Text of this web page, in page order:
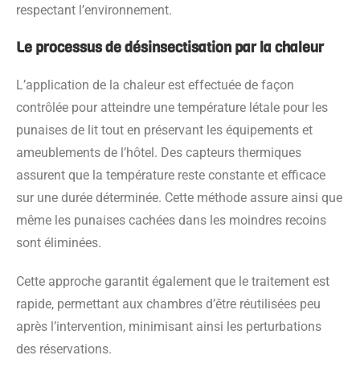
respectant l’environnement.
Le processus de désinsectisation par la chaleur
L’application de la chaleur est effectuée de façon
contrôlée pour atteindre une température létale pour les
punaises de lit tout en préservant les équipements et
ameublements de l’hôtel. Des capteurs thermiques
assurent que la température reste constante et efficace
sur une durée déterminée. Cette méthode assure ainsi que
même les punaises cachées dans les moindres recoins
sont éliminées.
Cette approche garantit également que le traitement est
rapide, permettant aux chambres d’être réutilisées peu
après l’intervention, minimisant ainsi les perturbations
des réservations.